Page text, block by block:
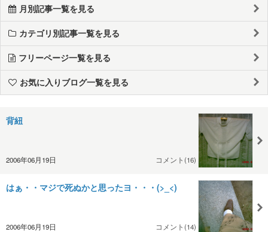
月別記事一覧を見る
カテゴリ別記事一覧を見る
フリーページ一覧を見る
お気に入りブログ一覧を見る
背紐
2006年06月19日 コメント(16)
はぁ・・マジで死ぬかと思ったヨ・・・(>_<)
2006年06月19日 コメント(14)